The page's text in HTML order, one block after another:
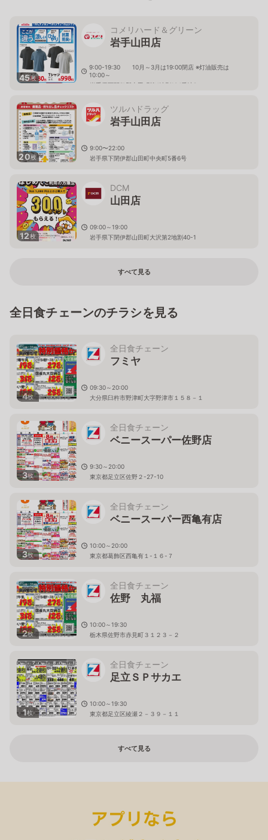
45枚
コメリハード＆グリーン
岩手山田店
9:00-19:30 10月～3月は19:00閉店 ※灯油販売は
10:00～
岩手県下閉伊郡山田町第4地割104番地9
20枚
ツルハドラッグ
岩手山田店
9:00〜22:00
岩手県下閉伊郡山田町中央町5番6号
12枚
DCM
山田店
09:00～19:00
岩手県下閉伊郡山田町大沢第2地割40-1
すべて見る
全日食チェーンのチラシを見る
4枚
全日食チェーン
フミヤ
09:30～20:00
大分県臼杵市野津町大字野津市１５８－１
3枚
全日食チェーン
ベニースーパー佐野店
9:30～20:00
東京都足立区佐野２-27-10
3枚
全日食チェーン
ベニースーパー西亀有店
10:00～20:00
東京都葛飾区西亀有１-１６-７
2枚
全日食チェーン
佐野 丸福
10:00～19:30
栃木県佐野市赤見町３１２３－２
1枚
全日食チェーン
足立ＳＰサカエ
10:00～19:30
東京都足立区綾瀬２－３９－１１
すべて見る